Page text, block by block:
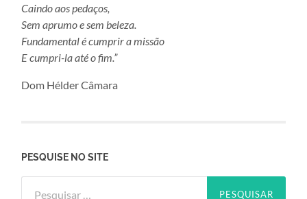
Caindo aos pedaços,
Sem aprumo e sem beleza.
Fundamental é cumprir a missão
E cumpri-la até o fim.”
Dom Hélder Câmara
PESQUISE NO SITE